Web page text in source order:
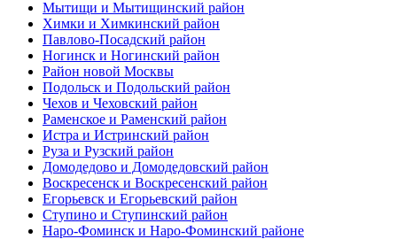
Мытищи и Мытищинский район
Химки и Химкинский район
Павлово-Посадский район
Ногинск и Ногинский район
Район новой Москвы
Подольск и Подольский район
Чехов и Чеховский район
Раменское и Раменский район
Истра и Истринский район
Руза и Рузский район
Домодедово и Домодедовский район
Воскресенск и Воскресенский район
Егорьевск и Егорьевский район
Ступино и Ступинский район
Наро-Фоминск и Наро-Фоминский районе